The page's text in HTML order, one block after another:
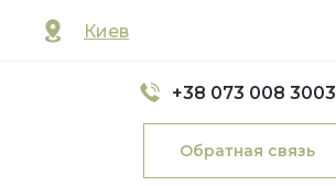
Киев
+38 073 008 3003
Обратная связь